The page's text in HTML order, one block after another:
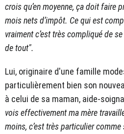
crois qu’en moyenne, ça doit faire
mois nets d’impôt. Ce qui est
vraiment c’est très compliqué de
de tout".
Lui, originaire d'une famille
particulièrement bien son
à celui de sa maman, aide-
vois effectivement ma mère
moins, c’est très particulier comme